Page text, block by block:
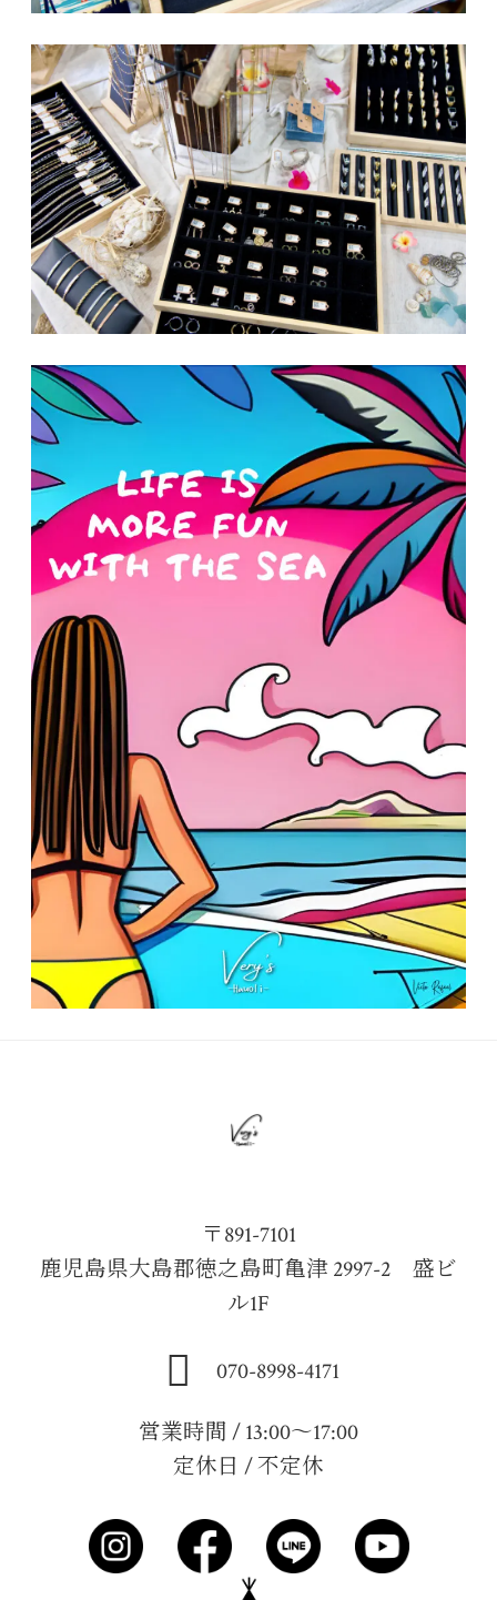
〒891-7101
鹿児島県大島郡徳之島町亀津 2997-2 盛ビ
ル1F
070-8998-4171
営業時間 / 13:00～17:00
定休日 / 不定休